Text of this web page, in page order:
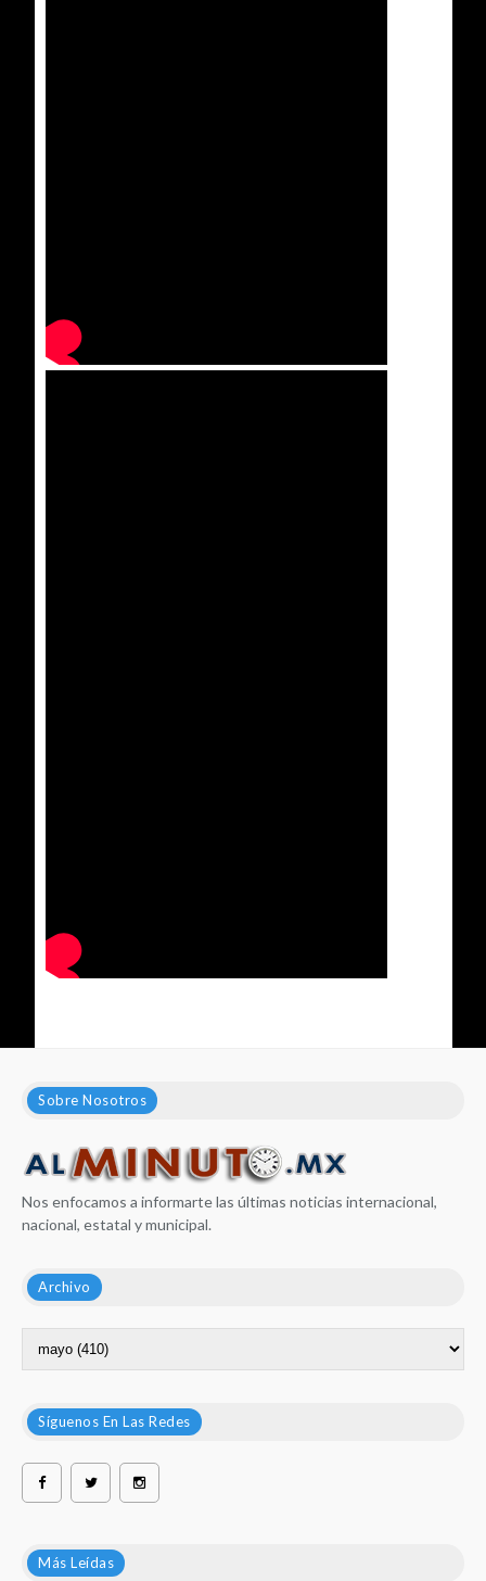
Sobre Nosotros
Nos enfocamos a informarte las últimas noticias internacional,
nacional, estatal y municipal.
Archivo
Síguenos En Las Redes
Más Leídas